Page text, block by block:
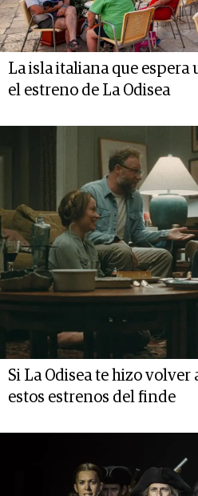
La isla italiana que
el estreno de La Odisea
Si La Odisea te hizo
estos estrenos del finde